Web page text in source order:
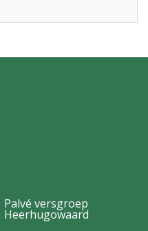
Palvé versgroep
Heerhugowaard